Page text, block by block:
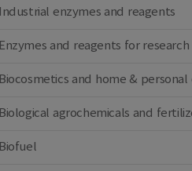
Industrial enzymes and reagents
Enzymes and reagents for research
Biocosmetics and home & personal
Biological agrochemicals and
Biofuel